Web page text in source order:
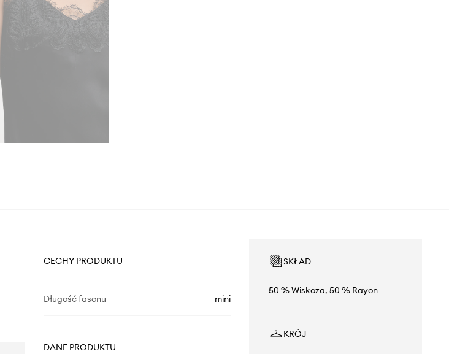
CECHY PRODUKTU
Długość fasonu mini
DANE PRODUKTU
SKŁAD
50 % Wiskoza, 50 % Rayon
KRÓJ